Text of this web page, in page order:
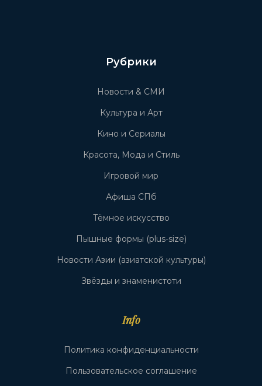
Рубрики
Новости & СМИ
Культура и Арт
Кино и Сериалы
Красота, Мода и Стиль
Игровой мир
Афиша СПб
Тёмное искусство
Пышные формы (plus-size)
Новости Азии (азиатской культуры)
Звёзды и знаменистоти
Info
Политика конфиденциальности
Пользовательское соглашение